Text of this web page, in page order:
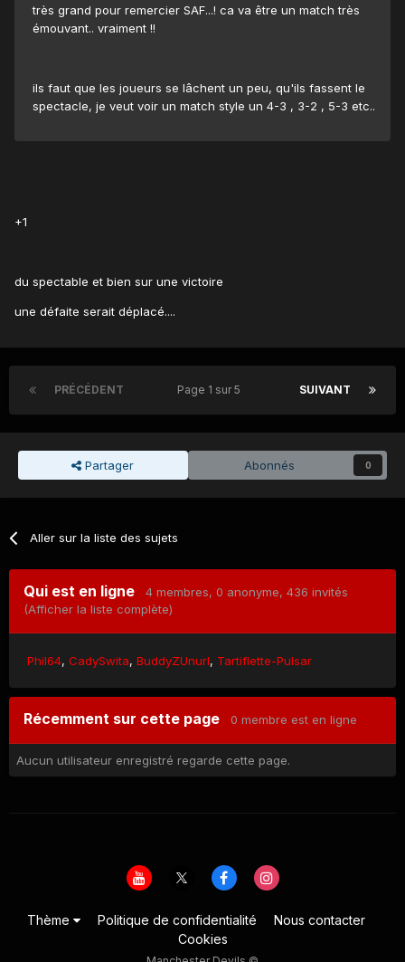
très grand pour remercier SAF...! ca va être un match très
émouvant.. vraiment !!
ils faut que les joueurs se lâchent un peu, qu'ils fassent le
spectacle, je veut voir un match style un 4-3 , 3-2 , 5-3 etc..
+1
du spectable et bien sur une victoire
une défaite serait déplacé....
PRÉCÉDENT SUIVANT
Page 1 sur 5
Partager Abonnés 0
Aller sur la liste des sujets
Qui est en ligne 4 membres, 0 anonyme, 436 invités
(Afficher la liste complète)
Phil64 CadySwita BuddyZUnurl Tartiflette-Pulsar
Récemment sur cette page 0 membre est en ligne
Aucun utilisateur enregistré regarde cette page.
Thème Politique de confidentialité
Nous contacter
Cookies